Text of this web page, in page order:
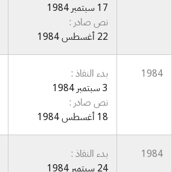
17 سبتمبر 1984
نص صادر :
22 أغسطس 1984
1984
بدء النفاذ :
3 سبتمبر 1984
نص صادر :
18 أغسطس 1984
1984
بدء النفاذ :
24 سبتمبر 1984